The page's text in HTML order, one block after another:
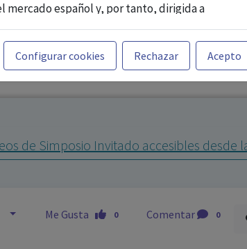
mercado español y, por tanto, dirigida a
sanitarios legalmente facultados para
medicamentos con ejercicio
información técnica de los fármacos se facilita
informativo, siendo responsabilidad de
del paciente.
Configurar cookies Rechazar Acepto
de Simposio Invitado accesibles desde
Me Gusta 0 Comentar 0